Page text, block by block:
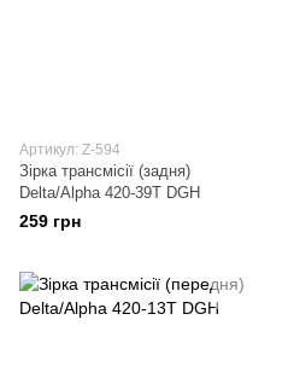
Артикул: Z-594
Зірка трансмісії (задня)
Delta/Alpha 420-39T DGH
259 грн